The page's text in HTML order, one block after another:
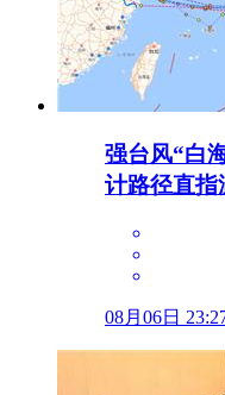
强台风“白
计路径直指
08月06日